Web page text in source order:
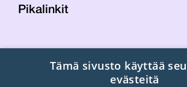
Pikalinkit
Laskutustiedot
Tämä sivusto käyttää
evästeitä